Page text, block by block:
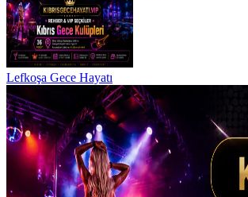
Lefkoşa Gece Hayatı